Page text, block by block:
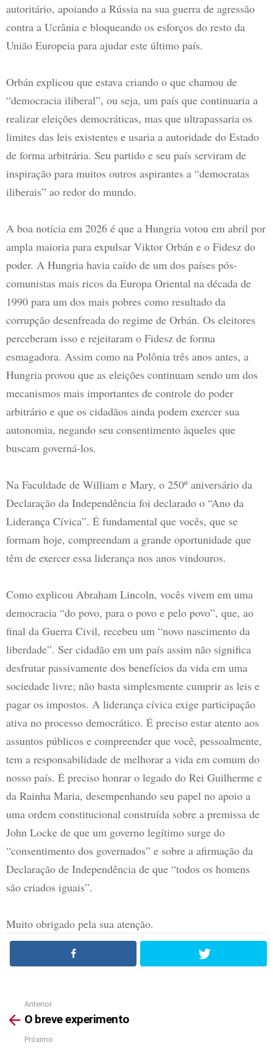
autoritário, apoiando a Rússia na sua guerra de agressão
contra a Ucrânia e bloqueando os esforços do resto da
União Europeia para ajudar este último país.
Orbán explicou que estava criando o que chamou de
“democracia iliberal”, ou seja, um país que continuaria a
realizar eleições democráticas, mas que ultrapassaria os
limites das leis existentes e usaria a autoridade do Estado
de forma arbitrária. Seu partido e seu país serviram de
inspiração para muitos outros aspirantes a “democratas
iliberais” ao redor do mundo.
A boa notícia em 2026 é que a Hungria votou em abril por
ampla maioria para expulsar Viktor Orbán e o Fidesz do
poder. A Hungria havia caído de um dos países pós-
comunistas mais ricos da Europa Oriental na década de
1990 para um dos mais pobres como resultado da
corrupção desenfreada do regime de Orbán. Os eleitores
perceberam isso e rejeitaram o Fidesz de forma
esmagadora. Assim como na Polônia três anos antes, a
Hungria provou que as eleições continuam sendo um dos
mecanismos mais importantes de controle do poder
arbitrário e que os cidadãos ainda podem exercer sua
autonomia, negando seu consentimento àqueles que
buscam governá-los.
Na Faculdade de William e Mary, o 250º aniversário da
Declaração da Independência foi declarado o “Ano da
Liderança Cívica”. É fundamental que vocês, que se
formam hoje, compreendam a grande oportunidade que
têm de exercer essa liderança nos anos vindouros.
Como explicou Abraham Lincoln, vocês vivem em uma
democracia “do povo, para o povo e pelo povo”, que, ao
final da Guerra Civil, recebeu um “novo nascimento da
liberdade”. Ser cidadão em um país assim não significa
desfrutar passivamente dos benefícios da vida em uma
sociedade livre; não basta simplesmente cumprir as leis e
pagar os impostos. A liderança cívica exige participação
ativa no processo democrático. É preciso estar atento aos
assuntos públicos e compreender que você, pessoalmente,
tem a responsabilidade de melhorar a vida em comum do
nosso país. É preciso honrar o legado do Rei Guilherme e
da Rainha Maria, desempenhando seu papel no apoio a
uma ordem constitucional construída sobre a premissa de
John Locke de que um governo legítimo surge do
“consentimento dos governados” e sobre a afirmação da
Declaração de Independência de que “todos os homens
são criados iguais”.
Muito obrigado pela sua atenção.
See
more
Anterior
O breve experimento
Próximo